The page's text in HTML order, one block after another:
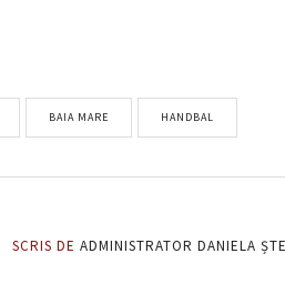
BAIA MARE HANDBAL
SCRIS DE ADMINISTRATOR DANIELA